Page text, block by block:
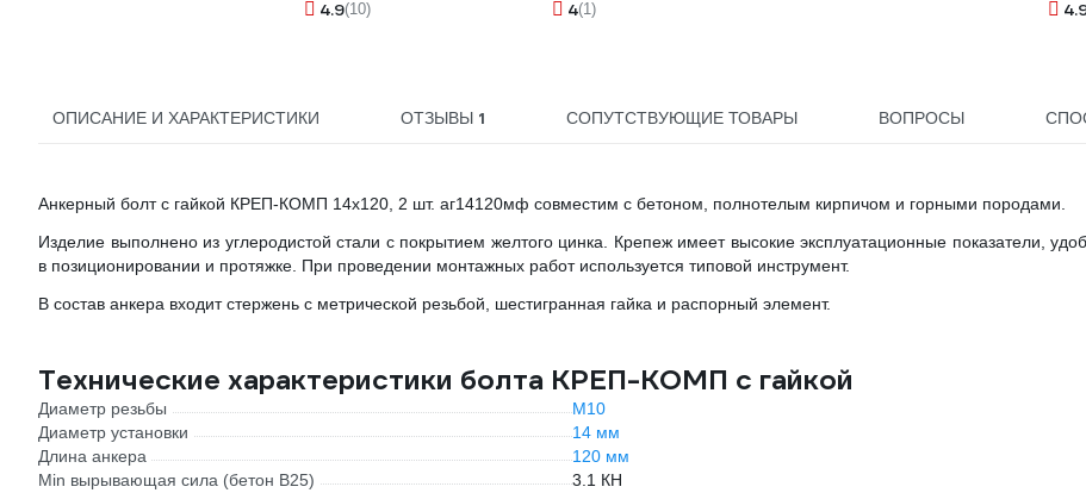
4.9(10) 4(1)
ОПИСАНИЕ И ХАРАКТЕРИСТИКИ ОТЗЫВЫ 1 СОПУТСТВУЮЩИЕ ТОВАРЫ ВОПРОСЫ
Анкерный болт с гайкой КРЕП-КОМП 14х120, 2 шт. аг14120мф совместим с бетоном, полнотелым кирпичом и горными породами.
Изделие выполнено из углеродистой стали с покрытием желтого цинка. Крепеж имеет высокие эксплуатационные показатели,
в позиционировании и протяжке. При проведении монтажных работ используется типовой инструмент.
В состав анкера входит стержень с метрической резьбой, шестигранная гайка и распорный элемент.
Технические характеристики болта КРЕП-КОМП с гайкой
Диаметр резьбы
М10
Диаметр установки
14 мм
Длина анкера
120 мм
Min вырывающая сила (бетон B25)
3.1 КН